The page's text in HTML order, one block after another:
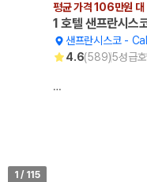
1 / 115
평균 가격 106만원 대
1 호텔 샌프란시스
샌프란시스코-
4.6(589)5성급
…